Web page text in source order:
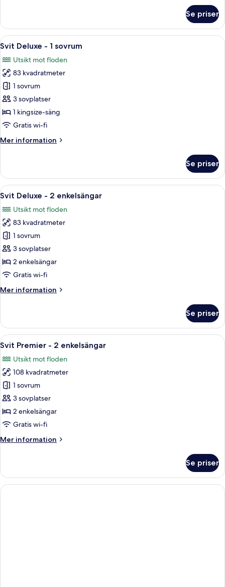
Deluxe
2
(Twin
&
Twin)
Se priser
Öppna
alla
foton
för
Svit
Deluxe
-
1
Ett rymligt vardagsrum med ett
5
Svit Deluxe - 1 sovrum
Utsikt mot floden
83 kvadratmeter
1 sovrum
3 sovplatser
1 kingsize-säng
Gratis wi-fi
Mer information
Mer
Deluxe
1
Se priser
Öppna
alla
foton
för
Svit
Deluxe
-
2
Ett rymligt vardagsrum med ett
5
Svit Deluxe - 2 enkelsängar
Utsikt mot floden
83 kvadratmeter
1 sovrum
3 sovplatser
2 enkelsängar
Gratis wi-fi
Mer information
Mer
Deluxe
2
Se priser
Öppna
alla
foton
för
Svit
Premier
-
2
Ett rymligt hotellrum med ett stort
9
Svit Premier - 2 enkelsängar
Utsikt mot floden
108 kvadratmeter
1 sovrum
3 sovplatser
2 enkelsängar
Gratis wi-fi
Mer information
Mer
Premier
2
Se priser